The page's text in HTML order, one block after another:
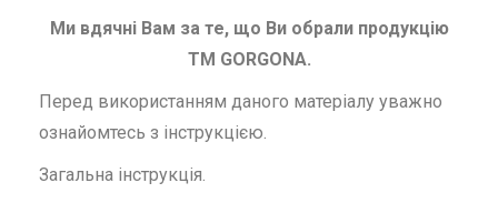
Ми вдячні Вам за те, що Ви обрали продукцію
ТМ GORGONA.
Перед використанням даного матеріалу уважно
ознайомтесь з інструкцією.
Загальна інструкція.